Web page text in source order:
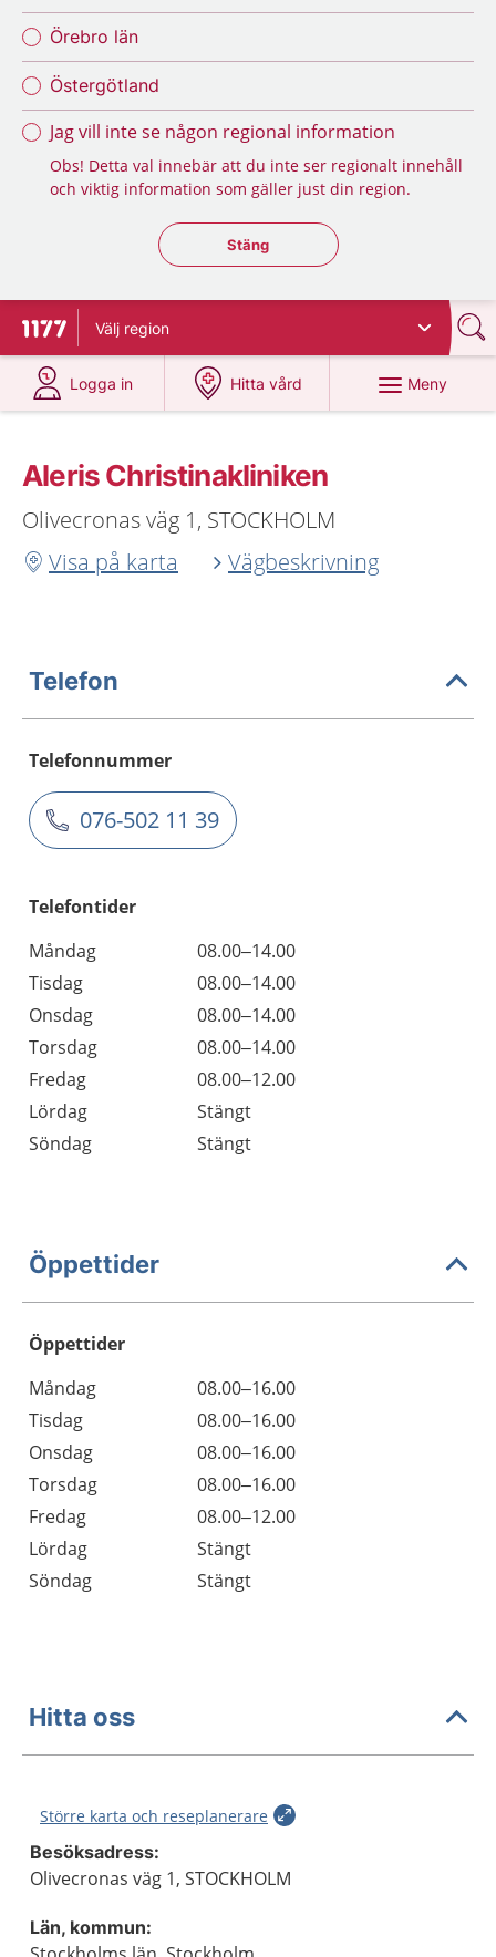
Örebro län
Östergötland
Jag vill inte se någon regional information
Obs! Detta val innebär att du inte ser regionalt innehåll
och viktig information som gäller just din region.
Stäng regionsväljaren
Stäng
Till startsidan för 1177
Välj region
Logga in
på 1177.se
Hitta vård
på 1177.se
Meny
Aleris Christinakliniken
Olivecronas väg 1, STOCKHOLM
Visa på karta
Vägbeskrivning
Telefon
Telefonnummer
076-502 11 39
Telefontider
Måndag
08.00–14.00
Tisdag
08.00–14.00
Onsdag
08.00–14.00
Torsdag
08.00–14.00
Fredag
08.00–12.00
Lördag
Stängt
Söndag
Stängt
Öppettider
Öppettider
Dag
Öppettider
Kommentarer
Måndag
08.00–16.00
Tisdag
08.00–16.00
Onsdag
08.00–16.00
Torsdag
08.00–16.00
Fredag
08.00–12.00
Lördag
Stängt
Söndag
Stängt
Hitta oss
Större karta och reseplanerare
Besöksadress:
Olivecronas väg 1, STOCKHOLM
Län, kommun: